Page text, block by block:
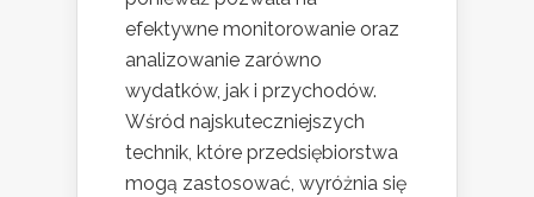
efektywne monitorowanie oraz
analizowanie zarówno
wydatków, jak i przychodów.
Wśród najskuteczniejszych
technik, które przedsiębiorstwa
mogą zastosować, wyróżnia się